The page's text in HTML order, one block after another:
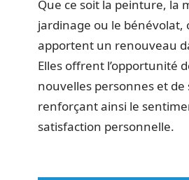
Que ce soit la peinture, la
jardinage ou le bénévolat,
apportent un renouveau
Elles offrent l’opportunité
nouvelles personnes et
renforçant ainsi le
satisfaction personnelle.